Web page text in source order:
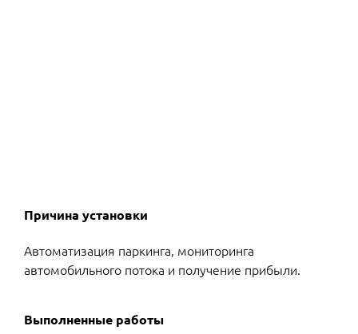
Причина установки
Автоматизация паркинга, мониторинга
автомобильного потока и получение прибыли.
Выполненные работы